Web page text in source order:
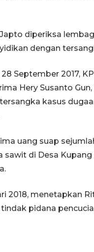
diperiksa
dengan
September 2017,
Hery Susanto
kasus
uang suap
sawit di Desa
2018, menetapkan
pidana